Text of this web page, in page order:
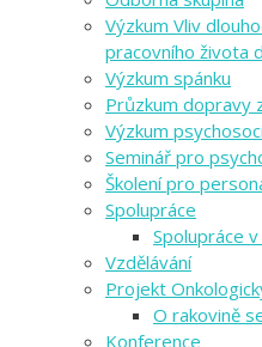
Výzkum Vliv
pracovního života
Výzkum spánku
Průzkum dopravy
Výzkum
Seminář pro
Školení pro
Spolupráce
Spolupráce
Vzdělávání
Projekt
O rakovině
Konference